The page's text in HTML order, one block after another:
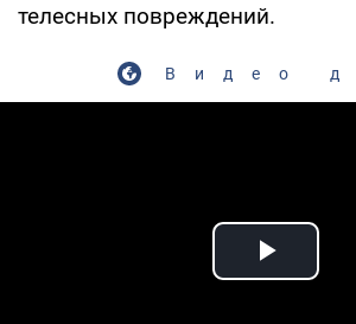
телесных повреждений.
Видео
Play